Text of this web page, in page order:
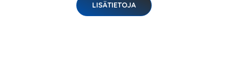
LISÄTIETOJA